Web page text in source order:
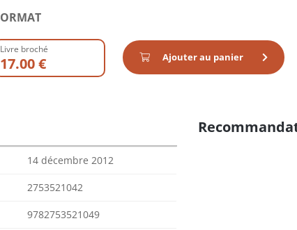
Livre broché
17.00 € Ajouter au panier
14 décembre 2012
2753521042
9782753521049